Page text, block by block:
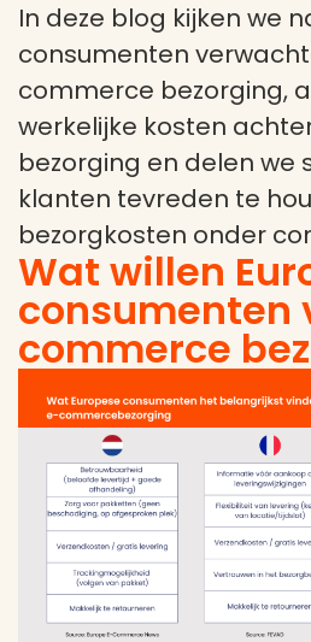
In deze blog kijken we
consumenten
commerce bezorging,
werkelijke kosten
bezorging en delen we
klanten tevreden te
bezorgkosten onder
Wat willen
consumenten
commerce